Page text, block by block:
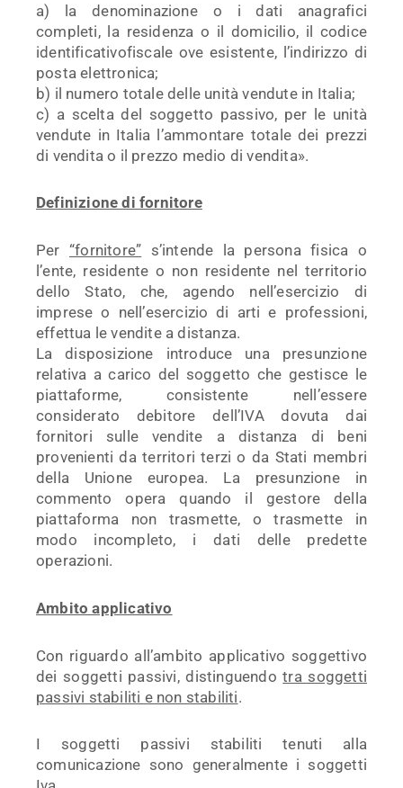
a) la denominazione o i dati anagrafici
completi, la residenza o il domicilio, il codice
identificativofiscale ove esistente, l’indirizzo di
posta elettronica;
b) il numero totale delle unità vendute in Italia;
c) a scelta del soggetto passivo, per le unità
vendute in Italia l’ammontare totale dei prezzi
di vendita o il prezzo medio di vendita».
Definizione di fornitore
Per “fornitore” s’intende la persona fisica o
l’ente, residente o non residente nel territorio
dello Stato, che, agendo nell’esercizio di
imprese o nell’esercizio di arti e professioni,
effettua le vendite a distanza.
La disposizione introduce una presunzione
relativa a carico del soggetto che gestisce le
piattaforme, consistente nell’essere
considerato debitore dell’IVA dovuta dai
fornitori sulle vendite a distanza di beni
provenienti da territori terzi o da Stati membri
della Unione europea. La presunzione in
commento opera quando il gestore della
piattaforma non trasmette, o trasmette in
modo incompleto, i dati delle predette
operazioni.
Ambito applicativo
Con riguardo all’ambito applicativo soggettivo
dei soggetti passivi, distinguendotra soggetti
passivi stabiliti e non stabiliti.
I soggetti passivi stabiliti tenuti alla
comunicazione sono generalmente i soggetti